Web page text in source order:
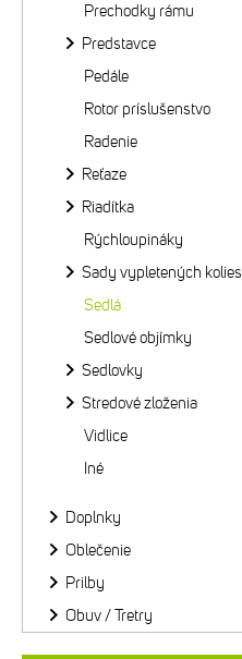
Prechodky rámu
Predstavce
Pedále
Rotor príslušenstvo
Radenie
Reťaze
Riadítka
Rýchloupináky
Sady vypletených kolies
Sedlá
Sedlové objímky
Sedlovky
Stredové zloženia
Vidlice
Iné
Doplnky
Oblečenie
Prilby
Obuv / Tretry